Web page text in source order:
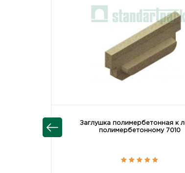
Заглушка полимербетонная к
полимербетонному 7010